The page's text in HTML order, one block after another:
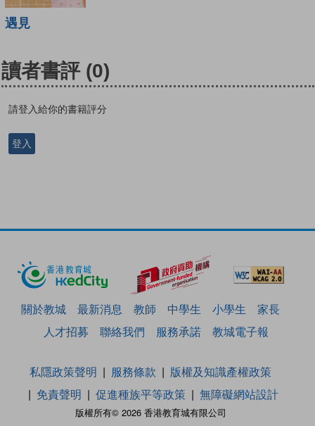
遇見
讀者書評 (0)
請登入給你的書籍評分
登入
關於教城 最新消息 教師 中學生 小學生
家長
人才招募
聯絡我們 服務承諾 教城電子報
版權所有© 2026 香港教育城有限公司
私隱政策聲明 服務條款
版權及知識產權政策
免責聲明
促進種族平等政策 無障礙網站設計